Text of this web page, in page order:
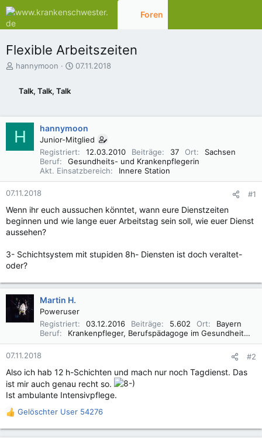
Foren
Flexible Arbeitszeiten
E
s
l
e
r
hannymoon
E
l
l
t
a
m
07.11.2018
Talk, Talk, Talk
H hannymoon
Junior-Mitglied
Registriert
12.03.2010 Beiträge 37 Ort
Sachsen
Beruf
Gesundheits- und Krankenpflegerin
Akt. Einsatzbereich
Innere Station
07.11.2018 #1
Wenn ihr euch aussuchen könntet, wann eure Dienstzeiten
beginnen und wie lange euer Arbeitstag sein soll, wie euer Dienst
aussehen?
3- Schichtsystem mit stupiden 8h- Diensten ist doch veraltet-
oder?
Martin H.
Poweruser
Registriert
03.12.2016 Beiträge 5.602 Ort
Bayern
Beruf
Krankenpfleger, Berufspädagoge im Gesundheitswesen B. A.
07.11.2018 #2
Also ich hab 12 h-Schichten und mach nur noch Tagdienst. Das
ist mir auch genau recht so.
Ist ambulante Intensivpflege.
R
e
Gelöschter User 54276